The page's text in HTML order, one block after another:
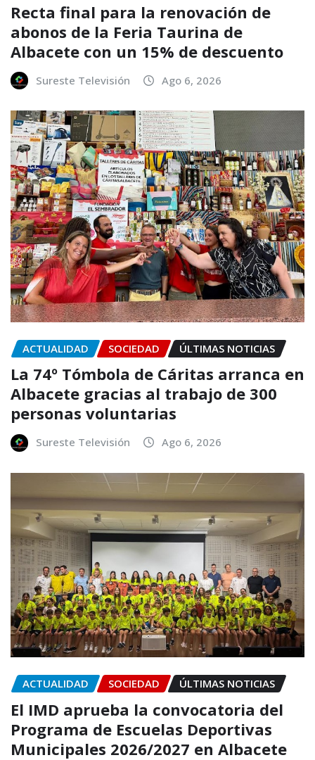
Recta final para la renovación de
abonos de la Feria Taurina de
Albacete con un 15% de descuento
Sureste Televisión Ago 6, 2026
ACTUALIDAD SOCIEDAD ÚLTIMAS NOTICIAS
La 74º Tómbola de Cáritas arranca en
Albacete gracias al trabajo de 300
personas voluntarias
Sureste Televisión Ago 6, 2026
ACTUALIDAD SOCIEDAD ÚLTIMAS NOTICIAS
El IMD aprueba la convocatoria del
Programa de Escuelas Deportivas
Municipales 2026/2027 en Albacete